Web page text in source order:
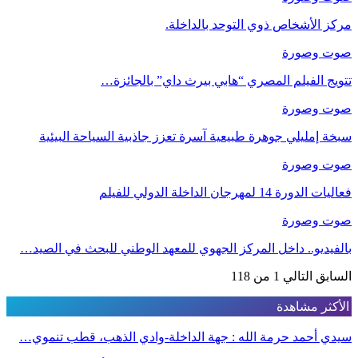
مركز الأشخاص ذوي التوحد بالداخلة.
صوت وصورة
تتويج الفيلم المصري “هابي بيرث داي” بالجائزة…
صوت وصورة
سبخة إمليلي جوهرة طبيعية آسرة تعزز جاذبية السياحة البيئية
صوت وصورة
فعاليات الدورة 14 لمهرجان الداخلة الدولي للفيلم
صوت وصورة
بالفيديو.. داخل المركز الجهوي للمعهد الوطني للبحث في الصيد…
السابق التالي 1 من 118
الأكثر مشاهدة
سيدي أحمد حرمة الله : جهة الداخلة-وادي الذهب، قطب تنموي…